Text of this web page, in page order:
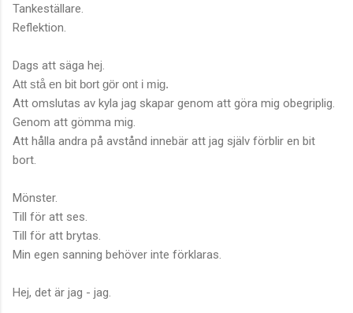
Tankeställare.
Reflektion.
Dags att säga hej.
Att stå en bit bort gör ont i mig.
Att omslutas av kyla jag skapar genom att göra mig obegriplig.
Genom att gömma mig.
Att hålla andra på avstånd innebär att jag själv förblir en bit
bort.
Mönster.
Till för att ses.
Till för att brytas.
Min egen sanning behöver inte förklaras.
Hej, det är jag - jag.